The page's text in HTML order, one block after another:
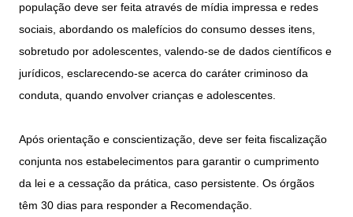
população deve ser feita através de mídia impressa e redes
sociais, abordando os malefícios do consumo desses itens,
sobretudo por adolescentes, valendo-se de dados científicos e
jurídicos, esclarecendo-se acerca do caráter criminoso da
conduta, quando envolver crianças e adolescentes.
Após orientação e conscientização, deve ser feita fiscalização
conjunta nos estabelecimentos para garantir o cumprimento
da lei e a cessação da prática, caso persistente. Os órgãos
têm 30 dias para responder a Recomendação.